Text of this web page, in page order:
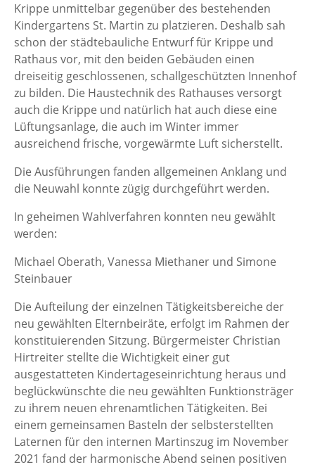
Krippe unmittelbar gegenüber des bestehenden
Kindergartens St. Martin zu platzieren. Deshalb sah
schon der städtebauliche Entwurf für Krippe und
Rathaus vor, mit den beiden Gebäuden einen
dreiseitig geschlossenen, schallgeschützten Innenhof
zu bilden. Die Haustechnik des Rathauses versorgt
auch die Krippe und natürlich hat auch diese eine
Lüftungsanlage, die auch im Winter immer
ausreichend frische, vorgewärmte Luft sicherstellt.
Die Ausführungen fanden allgemeinen Anklang und
die Neuwahl konnte zügig durchgeführt werden.
In geheimen Wahlverfahren konnten neu gewählt
werden:
Michael Oberath, Vanessa Miethaner und Simone
Steinbauer
Die Aufteilung der einzelnen Tätigkeitsbereiche der
neu gewählten Elternbeiräte, erfolgt im Rahmen der
konstituierenden Sitzung. Bürgermeister Christian
Hirtreiter stellte die Wichtigkeit einer gut
ausgestatteten Kindertageseinrichtung heraus und
beglückwünschte die neu gewählten Funktionsträger
zu ihrem neuen ehrenamtlichen Tätigkeiten. Bei
einem gemeinsamen Basteln der selbsterstellten
Laternen für den internen Martinszug im November
2021 fand der harmonische Abend seinen positiven